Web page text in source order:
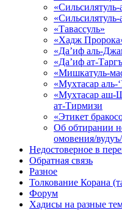
«Сильсилятуль-
«Сильсилятуль-
«Тавассуль»
«Хадж
«Да’иф аль-
«Да’иф ат-
«Мишкатуль-
«Мухтасар
«Мухтасар аш-
ат-Тирмизи
«Этикет
Об обтирании
омовения/вудуъ/
Недостоверное в
Обратная связь
Разное
Толкование Корана
Форум
Хадисы на разные